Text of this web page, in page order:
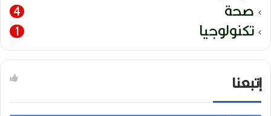
صحة 4
تكنولوجيا 1
إتبعنا